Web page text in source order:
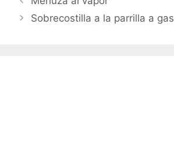
Sobrecostilla a la parrilla a gas